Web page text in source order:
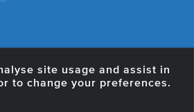
site usage and assist in
to change your preferences.